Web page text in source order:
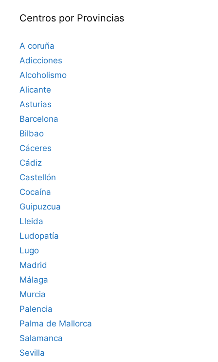
Centros por Provincias
A coruña
Adicciones
Alcoholismo
Alicante
Asturias
Barcelona
Bilbao
Cáceres‎
Cádiz
Castellón
Cocaína
Guipuzcua
Lleida
Ludopatía
Lugo
Madrid
Málaga
Murcia
Palencia
Palma de Mallorca
Salamanca
Sevilla